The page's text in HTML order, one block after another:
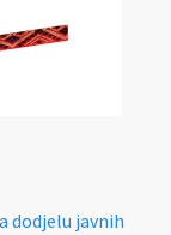
dodjelu javnih